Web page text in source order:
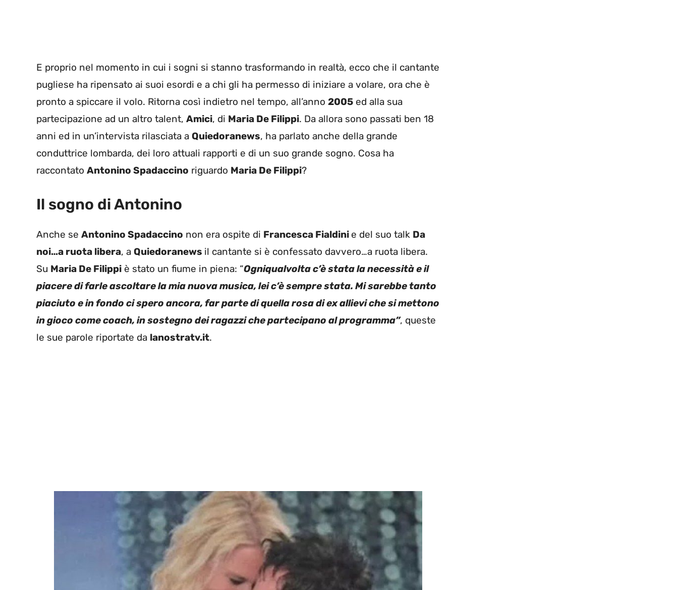
E proprio nel momento in cui i sogni si stanno trasformando in realtà, ecco che il cantante
pugliese ha ripensato ai suoi esordi e a chi gli ha permesso di iniziare a volare, ora che è
pronto a spiccare il volo. Ritorna così indietro nel tempo, all’anno 2005 ed alla sua
partecipazione ad un altro talent, Amici, di Maria De Filippi. Da allora sono passati ben 18
anni ed in un’intervista rilasciata a Quiedoranews, ha parlato anche della grande
conduttrice lombarda, dei loro attuali rapporti e di un suo grande sogno. Cosa ha
raccontato Antonino Spadaccino riguardo Maria De Filippi?
Il sogno di Antonino
Anche se Antonino Spadaccino non era ospite di Francesca Fialdini e del suo talk Da
noi…a ruota libera, a Quiedoranews il cantante si è confessato davvero…a ruota libera.
Su Maria De Filippi è stato un fiume in piena: “Ogniqualvolta c’è stata la necessità e il
piacere di farle ascoltare la mia nuova musica, lei c’è sempre stata. Mi sarebbe tanto
piaciuto e in fondo ci spero ancora, far parte di quella rosa di ex allievi che si mettono
in gioco come coach, in sostegno dei ragazzi che partecipano al programma”, queste
le sue parole riportate da lanostratv.it.